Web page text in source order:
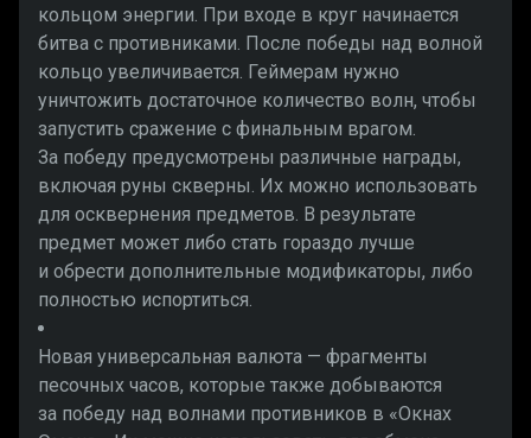
кольцом энергии. При входе в круг начинается
битва с противниками. После победы над волной
кольцо увеличивается. Геймерам нужно
уничтожить достаточное количество волн, чтобы
запустить сражение с финальным врагом.
За победу предусмотрены различные награды,
включая руны скверны. Их можно использовать
для осквернения предметов. В результате
предмет может либо стать гораздо лучше
и обрести дополнительные модификаторы, либо
полностью испортиться.
Новая универсальная валюта — фрагменты
песочных часов, которые также добываются
за победу над волнами противников в «Окнах